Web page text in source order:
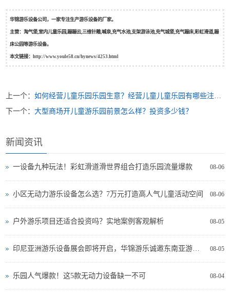
华锦游乐设备公司，一家专注生产游乐设备的厂家。
主营：淘气堡,室内儿童乐园,蹦蹦云,三维针雕,喊泉,充气水池,支架游泳池,充气城堡,充气蹦床,彩虹滑道,蹦
床公园等游乐设备。
本文链接：http://www.youle58.cn/hynews/4253.html
上一个：如何经营儿童乐园乐园生意？经营儿童儿童乐园有哪些注意事项及准备工作？
下一个：大型商场开儿童游乐园前景怎么样？投资多少钱？
新闻资讯
08-06
一设备九种玩法！彩虹滑道滑世界组合打造乐园流量爆款
08-06
小区无动力游乐设备怎么选？7万元打造高人气儿童活动空间
08-05
户外游乐项目还适合投资吗？实地案例客观解析
08-05
印尼亚洲游乐设备展会即将开启，华锦游乐诚邀东南亚游乐投资者现场交流
08-04
乐园人气爆款！这5款无动力设备缺一不可